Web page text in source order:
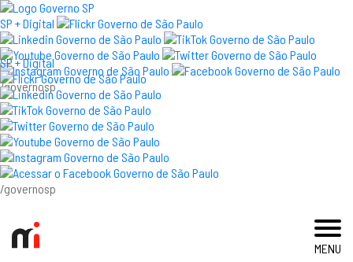
SP + Digital
/governosp
SP + Digital
/governosp
MENU
×
visite
exposições e eventos
acervo e pesquisa